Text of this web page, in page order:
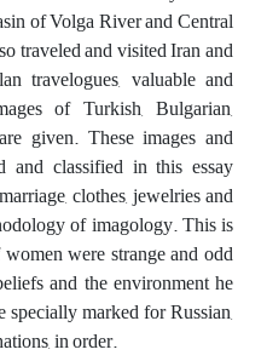
of Volga River and Central
traveled and visited Iran and
travelogues, valuable and
of Turkish, Bulgarian,
given. These images and
and classified in this essay
clothes, jewelries and
of imagology. This is
were strange and odd
and the environment he
marked for Russian,
in order.